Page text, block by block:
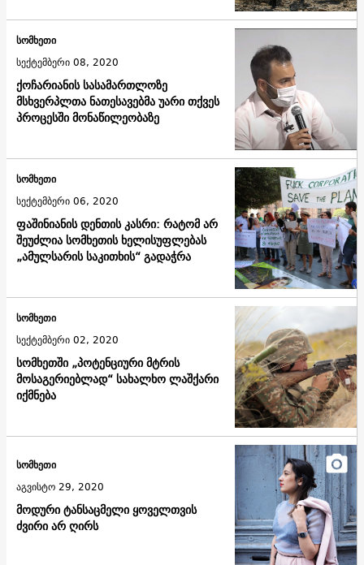
ქოჩარიანის სასამართლოზე
მსხვერპლთა ნათესავებმა უარი თქვეს
პროცესში მონაწილეობაზე
სომხეთი
სექტემბერი 08, 2020
ფაშინიანის დენთის კასრი: რატომ არ
შეუძლია სომხეთის ხელისუფლებას
„ამულსარის საკითხის“ გადაჭრა
სომხეთი
სექტემბერი 06, 2020
სომხეთში „პოტენციური მტრის
მოსაგერიებლად“ სახალხო ლაშქარი
იქმნება
სომხეთი
სექტემბერი 02, 2020
მოდური ტანსაცმელი ყოველთვის
ძვირი არ ღირს
სომხეთი
აგვისტო 29, 2020